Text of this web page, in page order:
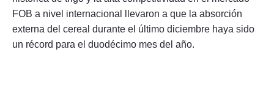
FOB a nivel internacional llevaron a que la absorción
externa del cereal durante el último diciembre haya sido
un récord para el duodécimo mes del año.